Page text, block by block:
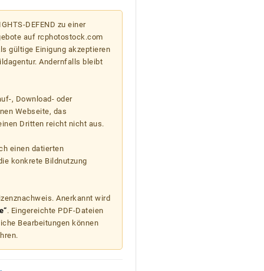
DEFEND zu einer
auf rcphotostock.com
gültige Einigung akzeptieren
Andernfalls bleibt
, Download- oder
Webseite, das
Dritten reicht nicht aus.
einen datierten
konkrete Bildnutzung
Anerkannt wird
. Eingereichte PDF-Dateien
Bearbeitungen können